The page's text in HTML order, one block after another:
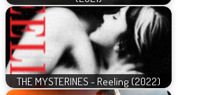
THE MYSTERINES - Reeling (2022)